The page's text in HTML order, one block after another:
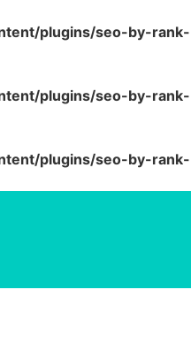
plugins/seo-by-rank-
plugins/seo-by-rank-
plugins/seo-by-rank-